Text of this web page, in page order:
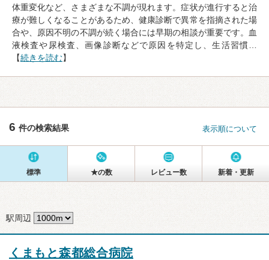
体重変化など、さまざまな不調が現れます。症状が進行すると治
療が難しくなることがあるため、健康診断で異常を指摘された場
合や、原因不明の不調が続く場合には早期の相談が重要です。血
液検査や尿検査、画像診断などで原因を特定し、生活習慣…
【続きを読む】
6 件の検索結果 表示順について
標準 ★の数 レビュー数 新着・更新
駅周辺
くまもと森都総合病院